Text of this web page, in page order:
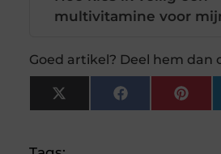
multivitamine voor
Goed artikel? Deel hem dan
X
(Twitter)
Facebook